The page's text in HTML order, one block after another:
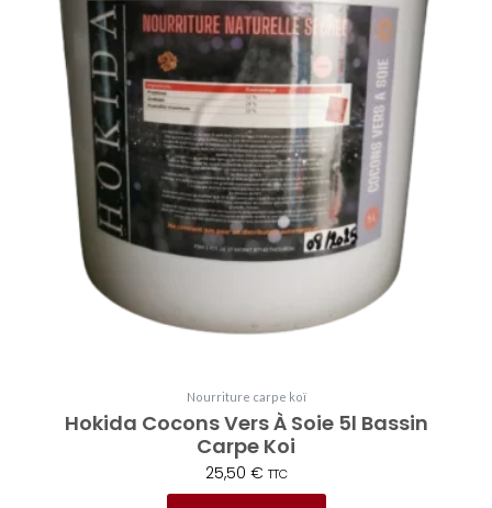
Nourriture carpe koï
Hokida Cocons Vers À Soie 5l Bassin
Carpe Koi
25,50 € TTC